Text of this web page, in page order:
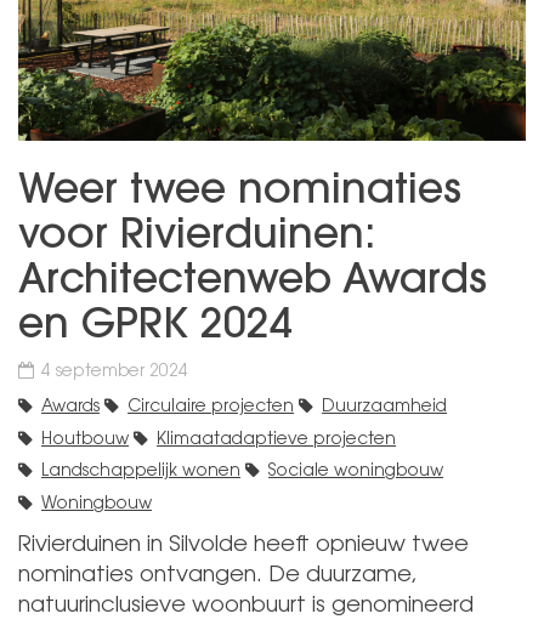
Weer twee nominaties
voor Rivierduinen:
Architectenweb Awards
en GPRK 2024
4 september 2024
Awards Circulaire projecten
Duurzaamheid
Houtbouw
Klimaatadaptieve projecten
Landschappelijk wonen
Sociale woningbouw
Woningbouw
Rivierduinen in Silvolde heeft opnieuw twee
nominaties ontvangen. De duurzame,
natuurinclusieve woonbuurt is genomineerd